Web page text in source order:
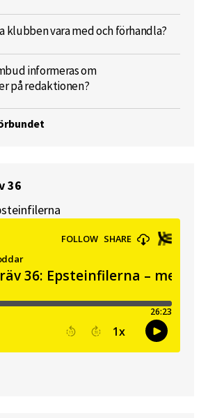
klubben vara med och förhandla?
informeras om
på redaktionen?
36